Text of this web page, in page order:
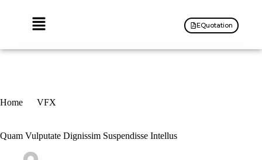
EQuotation
Home
VFX
Quam Vulputate Dignissim Suspendisse Intellus